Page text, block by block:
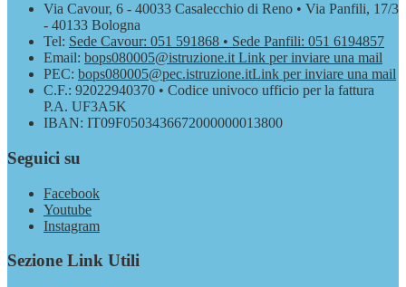
Via Cavour, 6 - 40033 Casalecchio di Reno • Via Panfili, 17/3
- 40133 Bologna
Tel: Sede Cavour: 051 591868 • Sede Panfili: 051 6194857
Email: bops080005@istruzione.it Link per inviare una mail
PEC: bops080005@pec.istruzione.itLink per inviare una mail
C.F.: 92022940370 • Codice univoco ufficio per la fattura
P.A. UF3A5K
IBAN: IT09F0503436672000000013800
Seguici su
Facebook
Youtube
Instagram
Sezione Link Utili